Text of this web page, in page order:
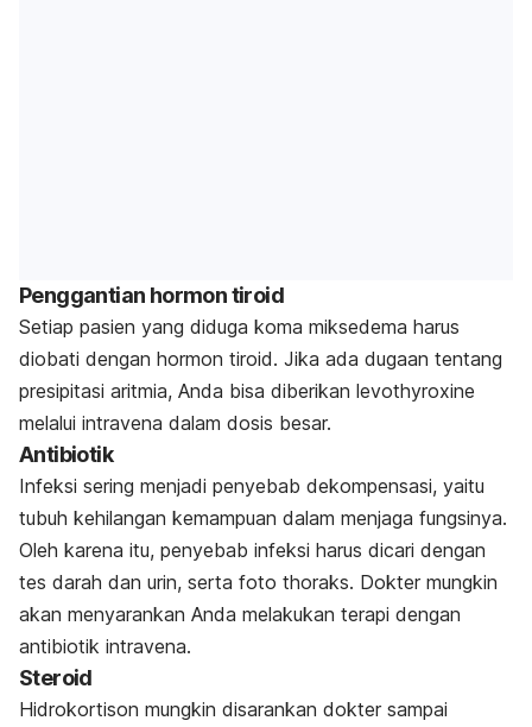
Penggantian hormon tiroid
Setiap pasien yang diduga koma miksedema harus
diobati dengan hormon tiroid. Jika ada dugaan tentang
presipitasi aritmia, Anda bisa diberikan levothyroxine
melalui intravena dalam dosis besar.
Antibiotik
Infeksi sering menjadi penyebab dekompensasi, yaitu
tubuh kehilangan kemampuan dalam menjaga fungsinya.
Oleh karena itu, penyebab infeksi harus dicari dengan
tes darah dan urin, serta foto thoraks. Dokter mungkin
akan menyarankan Anda melakukan terapi dengan
antibiotik intravena.
Steroid
Hidrokortison mungkin disarankan dokter sampai